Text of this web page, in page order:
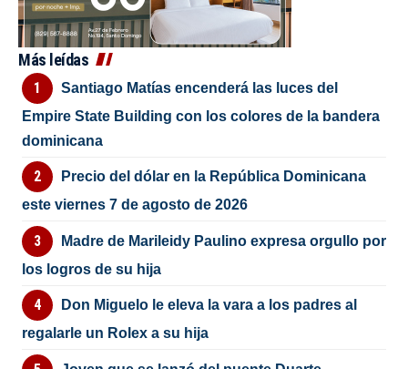
Más leídas
Santiago Matías encenderá las luces del
Empire State Building con los colores de la bandera
dominicana
Precio del dólar en la República Dominicana
este viernes 7 de agosto de 2026
Madre de Marileidy Paulino expresa orgullo por
los logros de su hija
Don Miguelo le eleva la vara a los padres al
regalarle un Rolex a su hija